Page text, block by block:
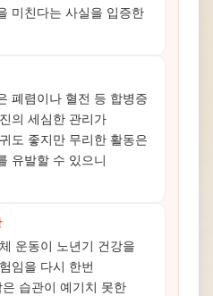
미친다는 사실을 입증한
폐렴이나 혈전 등 합병증
의 세심한 관리가
도 좋지만 무리한 활동은
유발할 수 있으니
운동이 노년기 건강을
임을 다시 한번
습관이 예기치 못한